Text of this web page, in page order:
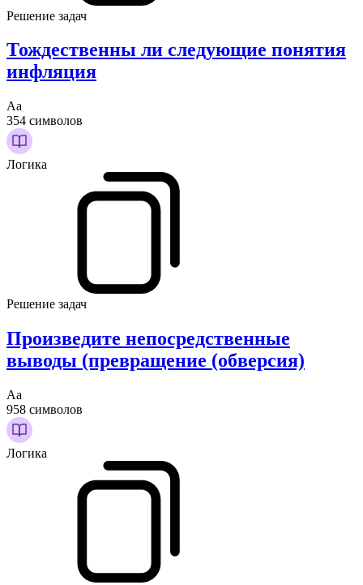
Решение задач
Тождественны ли следующие понятия
инфляция
Аа
354 символов
Логика
Решение задач
Произведите непосредственные
выводы (превращение (обверсия)
Аа
958 символов
Логика